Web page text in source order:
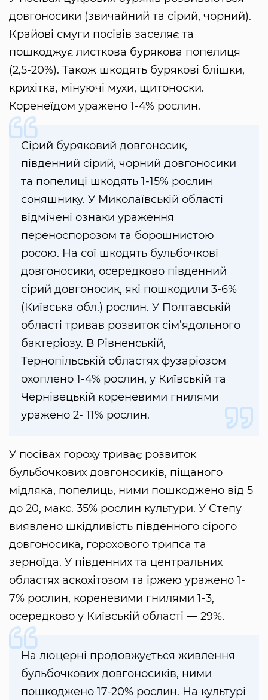
довгоносики (звичайний та сірий, чорний).
Крайові смуги посівів заселяє та
пошкоджує листкова бурякова попелиця
(2,5-20%). Також шкодять бурякові блішки,
крихітка, мінуючі мухи, щитоноски.
Коренеїдом уражено 1-4% рослин.
Сірий буряковий довгоносик,
південний сірий, чорний довгоносики
та попелиці шкодять 1-15% рослин
соняшнику. У Миколаївській області
відмічені ознаки ураження
переноспорозом та борошнистою
росою. На сої шкодять бульбочкові
довгоносики, осередково південний
сірий довгоносик, які пошкодили 3-6%
(Київська обл.) рослин. У Полтавській
області тривав розвиток сім’ядольного
бактеріозу. В Рівненській,
Тернопільській областях фузаріозом
охоплено 1-4% рослин, у Київській та
Чернівецькій кореневими гнилями
уражено 2- 11% рослин.
У посівах гороху триває розвиток
бульбочкових довгоносиків, піщаного
мідляка, попелиць, ними пошкоджено від 5
до 20, макс. 35% рослин культури. У Степу
виявлено шкідливість південного сірого
довгоносика, горохового трипса та
зерноїда. У південних та центральних
областях аскохітозом та іржею уражено 1-
7% рослин, кореневими гнилями 1-3,
осередково у Київській області — 29%.
На люцерні продовжується живлення
бульбочкових довгоносиків, ними
пошкоджено 17-20% рослин. На культурі